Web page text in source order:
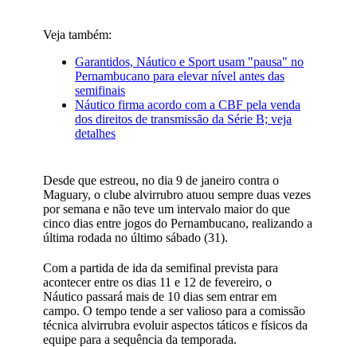
Veja também:
Garantidos, Náutico e Sport usam "pausa" no
Pernambucano para elevar nível antes das
semifinais
Náutico firma acordo com a CBF pela venda
dos direitos de transmissão da Série B; veja
detalhes
Desde que estreou, no dia 9 de janeiro contra o
Maguary, o clube alvirrubro atuou sempre duas vezes
por semana e não teve um intervalo maior do que
cinco dias entre jogos do Pernambucano, realizando a
última rodada no último sábado (31).
Com a partida de ida da semifinal prevista para
acontecer entre os dias 11 e 12 de fevereiro, o
Náutico passará mais de 10 dias sem entrar em
campo. O tempo tende a ser valioso para a comissão
técnica alvirrubra evoluir aspectos táticos e físicos da
equipe para a sequência da temporada.